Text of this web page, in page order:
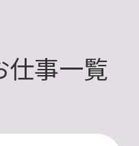
仕事一覧